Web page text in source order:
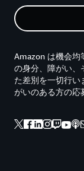
Amazon は機会均
の身分、障がい、
た差別を一切行い
がいのある方の応